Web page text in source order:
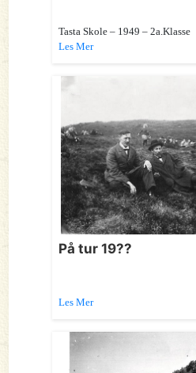
Tasta Skole – 1949 – 2a.Klasse
Les Mer
På tur 19??
Les Mer